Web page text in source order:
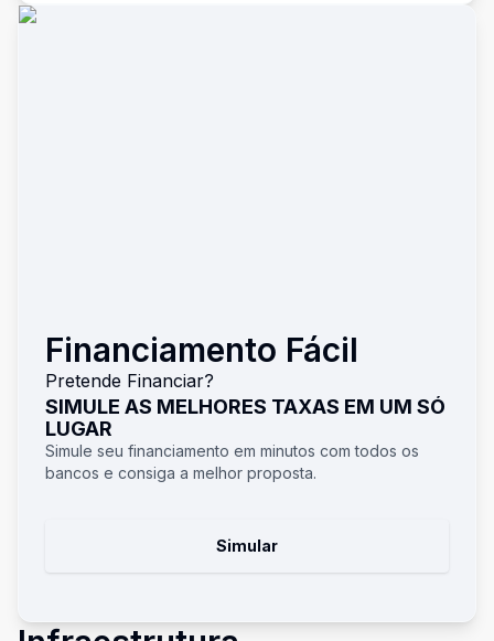
Financiamento Fácil
Pretende Financiar?
SIMULE AS MELHORES TAXAS EM UM SÓ
LUGAR
Simule seu financiamento em minutos com todos os
bancos e consiga a melhor proposta.
Simular